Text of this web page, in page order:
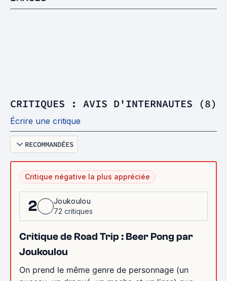
CRITIQUES : AVIS D'INTERNAUTES (8)
Écrire une critique
RECOMMANDÉES
Critique négative la plus appréciée
2
Joukoulou
72 critiques
Critique de Road Trip : Beer Pong par
Joukoulou
On prend le même genre de personnage (un